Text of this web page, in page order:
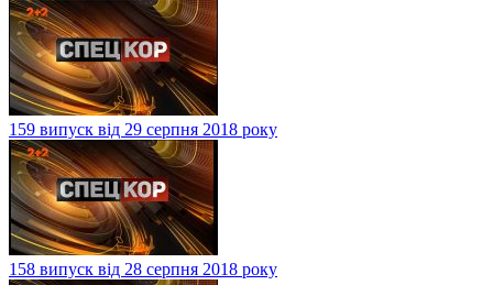
159 випуск від 29 серпня 2018 року
158 випуск від 28 серпня 2018 року